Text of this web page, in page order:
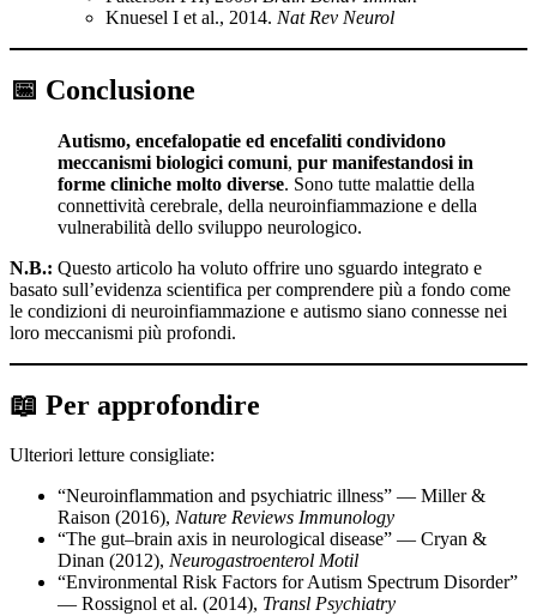
Knuesel I et al., 2014. Nat Rev Neurol
📅 Conclusione
Autismo, encefalopatie ed encefaliti condividono
meccanismi biologici comuni, pur manifestandosi in
forme cliniche molto diverse. Sono tutte malattie della
connettività cerebrale, della neuroinfiammazione e della
vulnerabilità dello sviluppo neurologico.
N.B.: Questo articolo ha voluto offrire uno sguardo integrato e
basato sull’evidenza scientifica per comprendere più a fondo come
le condizioni di neuroinfiammazione e autismo siano connesse nei
loro meccanismi più profondi.
📖 Per approfondire
Ulteriori letture consigliate:
“Neuroinflammation and psychiatric illness” — Miller &
Raison (2016), Nature Reviews Immunology
“The gut–brain axis in neurological disease” — Cryan &
Dinan (2012), Neurogastroenterol Motil
“Environmental Risk Factors for Autism Spectrum Disorder”
— Rossignol et al. (2014), Transl Psychiatry